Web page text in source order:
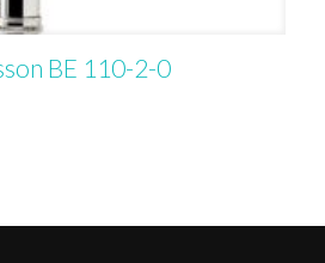
BE 110-2-0